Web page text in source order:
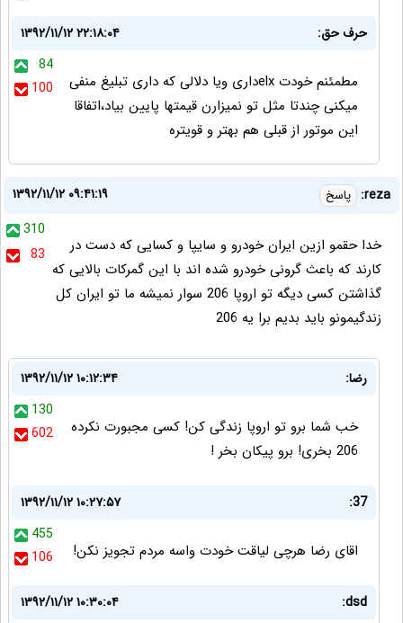
حرف حق:
۱۳۹۲/۱۱/۱۲ ۲۲:۱۸:۰۴
84
100
مطمئنم خودت elxداری ویا دلالی که داری تبلیغ منفی
میکنی چندتا مثل تو نمیزارن قیمتها پایین بیاد،اتفاقا
این موتور از قبلی هم بهتر و قویتره
reza: پاسخ
۱۳۹۲/۱۱/۱۲ ۰۹:۴۱:۱۹
310
83
خدا حقمو ازین ایران خودرو و سایپا و کسایی که دست در
کارند که باعث گرونی خودرو شده اند با این گمرکات بالایی که
گذاشتن کسی دیگه تو اروپا 206 سوار نمیشه ما تو ایران کل
زندگیمونو باید بدیم برا یه 206
رضا:
۱۳۹۲/۱۱/۱۲ ۱۰:۱۲:۳۴
130
602
خب شما برو تو اروپا زندگی کن! کسی مجبورت نکرده
206 بخری! برو پیکان بخر !
37:
۱۳۹۲/۱۱/۱۲ ۱۰:۲۷:۵۷
455
106
اقای رضا هرچی لیاقت خودت واسه مردم تجویز نکن!
dsd:
۱۳۹۲/۱۱/۱۲ ۱۰:۳۰:۰۴